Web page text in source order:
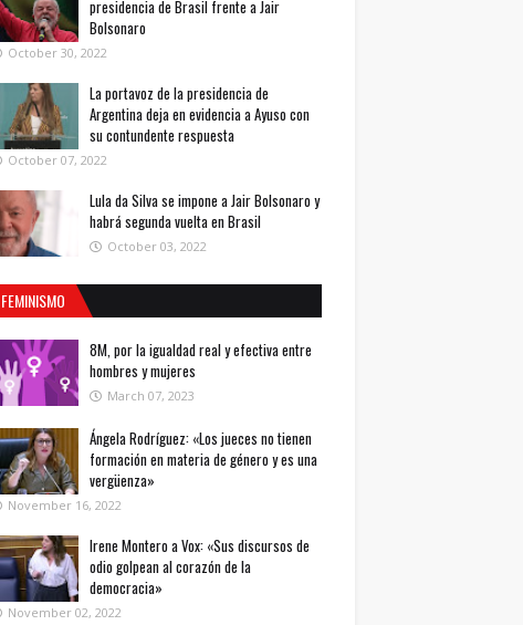
presidencia de Brasil frente a Jair
Bolsonaro
October 30, 2022
La portavoz de la presidencia de
Argentina deja en evidencia a Ayuso con
su contundente respuesta
October 07, 2022
Lula da Silva se impone a Jair Bolsonaro y
habrá segunda vuelta en Brasil
October 03, 2022
FEMINISMO
8M, por la igualdad real y efectiva entre
hombres y mujeres
March 07, 2023
Ángela Rodríguez: «Los jueces no tienen
formación en materia de género y es una
vergüenza»
November 16, 2022
Irene Montero a Vox: «Sus discursos de
odio golpean al corazón de la
democracia»
November 02, 2022